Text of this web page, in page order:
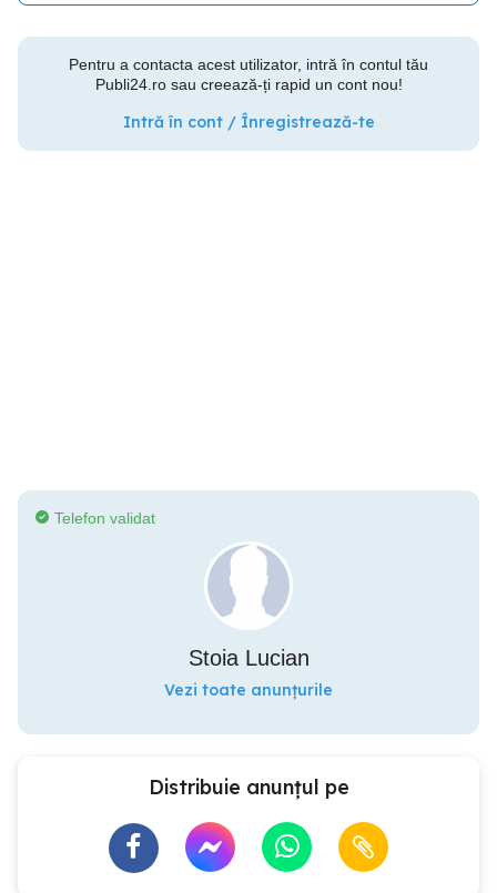
Pentru a contacta acest utilizator, intră în contul tău
Publi24.ro sau creează-ți rapid un cont nou!
Intră în cont / Înregistrează-te
Telefon validat
Stoia Lucian
Vezi toate anunțurile
Distribuie anunțul pe